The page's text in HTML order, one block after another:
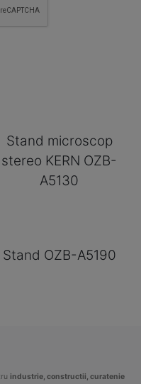
Stand microscop
stereo KERN OZB-
A5130
Stand OZB-A5190
industrie, constructii, curatenie